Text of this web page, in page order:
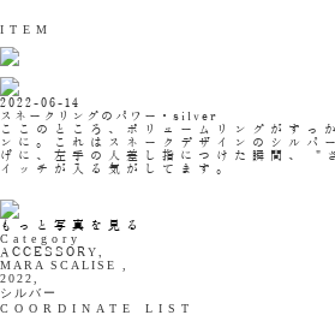
ITEM
2022-06-14
スネークリングのパワー・silver
ここのところ、ボリュームリングがすっ
ンに。これはスネークデザインのシルバ
げに、左手の人差し指につけた瞬間、 "
イッチが入る気がしてます。
もっと写真を見る
Category
ACCESSORY,
MARA SCALISE ,
2022,
シルバー
COORDINATE LIST